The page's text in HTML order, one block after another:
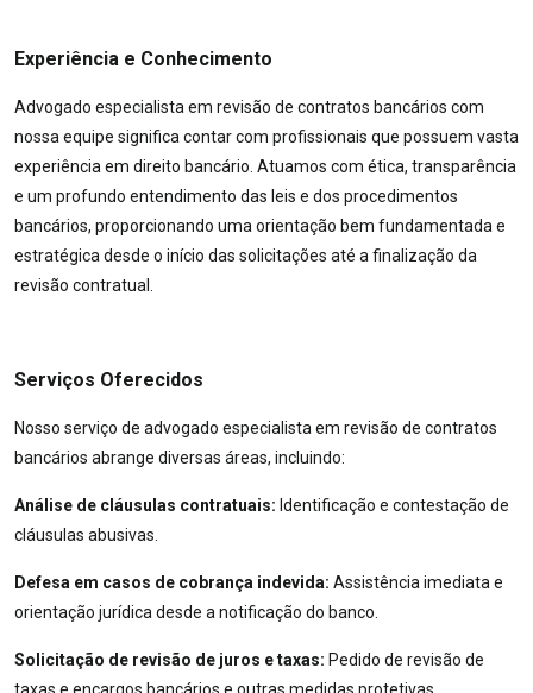
Experiência e Conhecimento
Advogado especialista em revisão de contratos bancários com
nossa equipe significa contar com profissionais que possuem vasta
experiência em direito bancário. Atuamos com ética, transparência
e um profundo entendimento das leis e dos procedimentos
bancários, proporcionando uma orientação bem fundamentada e
estratégica desde o início das solicitações até a finalização da
revisão contratual.
Serviços Oferecidos
Nosso serviço de advogado especialista em revisão de contratos
bancários abrange diversas áreas, incluindo:
Análise de cláusulas contratuais: Identificação e contestação de
cláusulas abusivas.
Defesa em casos de cobrança indevida: Assistência imediata e
orientação jurídica desde a notificação do banco.
Solicitação de revisão de juros e taxas: Pedido de revisão de